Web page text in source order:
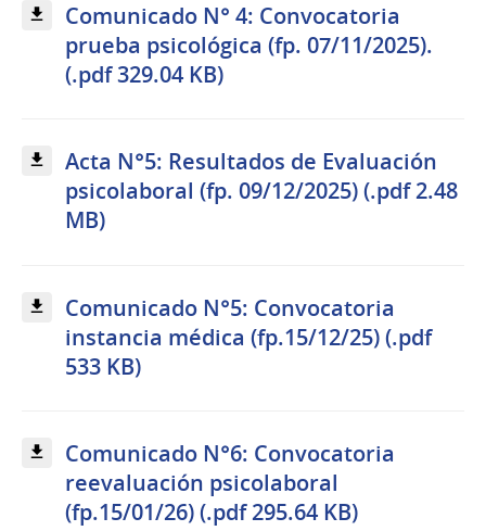
Comunicado N° 4: Convocatoria
prueba psicológica (fp. 07/11/2025).
(.pdf 329.04 KB)
Acta N°5: Resultados de Evaluación
psicolaboral (fp. 09/12/2025) (.pdf 2.48
MB)
Comunicado N°5: Convocatoria
instancia médica (fp.15/12/25) (.pdf
533 KB)
Comunicado N°6: Convocatoria
reevaluación psicolaboral
(fp.15/01/26) (.pdf 295.64 KB)